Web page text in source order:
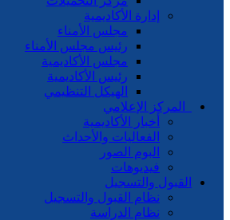
إدارة الأكاديمية
مجلس الأمناء
رئيس مجلس الأمناء
مجلس الأكاديمية
رئيس الأكاديمية
الهيكل التنظيمي
المركز الإعلامي
أخبار الأكاديمية
الفعاليات والأحداث
البوم الصور
فيديوهات
القبول والتسجيل
نظام القبول والتسجيل
نظام الدراسة